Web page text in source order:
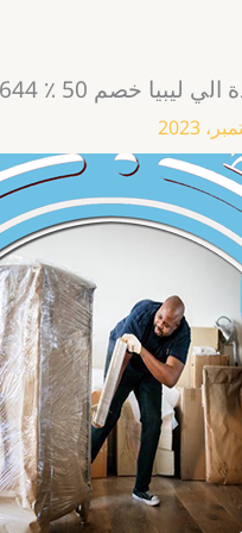
العفش
خصم 50 ٪ 0555792644